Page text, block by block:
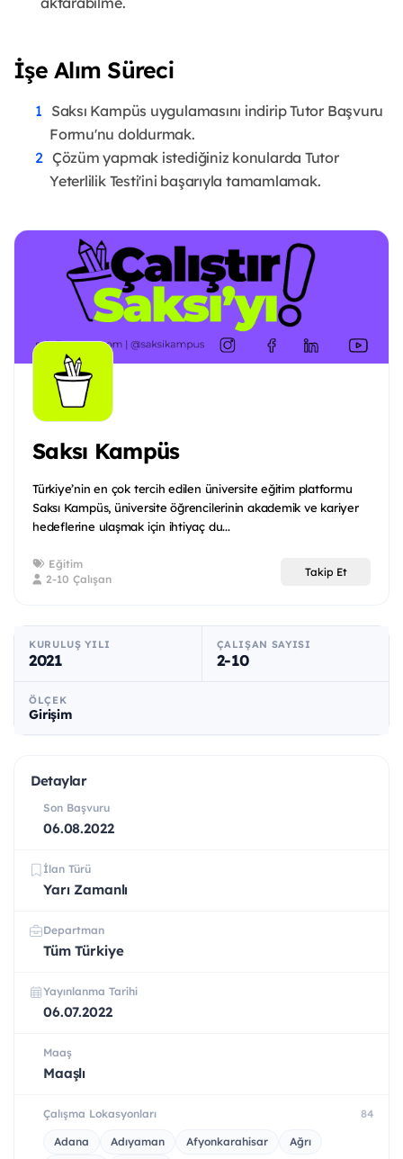
İşe Alım Süreci
Saksı Kampüs uygulamasını indirip Tutor Başvuru
Formu'nu doldurmak.
Çözüm yapmak istediğiniz konularda Tutor
Yeterlilik Testi'ini başarıyla tamamlamak.
Saksı Kampüs
Türkiye’nin en çok tercih edilen üniversite eğitim platformu
Saksı Kampüs, üniversite öğrencilerinin akademik ve kariyer
hedeflerine ulaşmak için ihtiyaç du...
Eğitim
2-10 Çalışan
Takip Et
KURULUŞ YILI
2021
ÇALIŞAN SAYISI
2-10
ÖLÇEK
Girişim
Detaylar
Son Başvuru
06.08.2022
İlan Türü
Yarı Zamanlı
Departman
Tüm Türkiye
Yayınlanma Tarihi
06.07.2022
Maaş
Maaşlı
Çalışma Lokasyonları 84
Adana Adıyaman Afyonkarahisar
Ağrı